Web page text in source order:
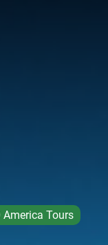
America Tours